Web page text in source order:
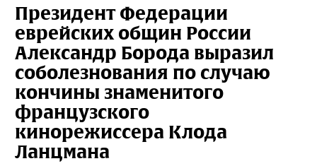
Президент Федерации
еврейских общин России
Александр Борода выразил
соболезнования по случаю
кончины знаменитого
французского
кинорежиссера Клода
Ланцмана